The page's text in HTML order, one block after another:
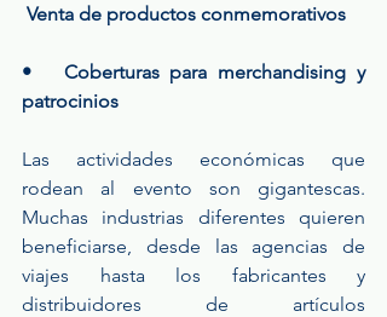
Venta de productos conmemorativos
•   Coberturas para merchandising y
patrocinios
Las actividades económicas que
rodean al evento son gigantescas.
Muchas industrias diferentes quieren
beneficiarse, desde las agencias de
viajes hasta los fabricantes y
distribuidores de artículos